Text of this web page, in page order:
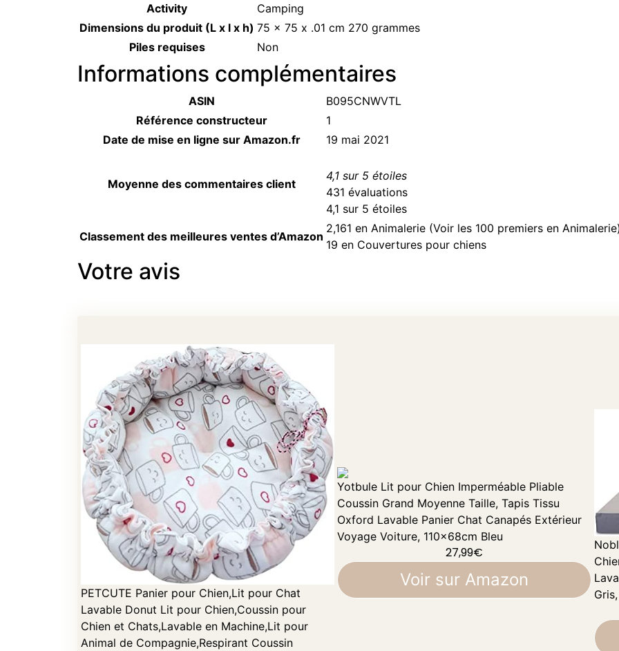
Activity
‎Camping
Dimensions du produit (L x l x h) ‎75 x 75 x .01 cm 270 grammes
Piles requises
‎Non
Informations complémentaires
ASIN
B095CNWVTL
Référence constructeur
1
Date de mise en ligne sur Amazon.fr
19 mai 2021
Moyenne des commentaires client
4,1 sur 5 étoiles
431 évaluations
4,1 sur 5 étoiles
Classement des meilleures ventes d’Amazon
2,161 en Animalerie (Voir les 100 premiers en Animalerie
19 en Couvertures pour chiens
Votre avis
PETCUTE Panier pour Chien,Lit pour Chat
Lavable Donut Lit pour Chien,Coussin pour
Chien et Chats,Lavable en Machine,Lit pour
Animal de Compagnie,Respirant Coussin
Yotbule Lit pour Chien Imperméable Pliable
Coussin Grand Moyenne Taille, Tapis Tissu
Oxford Lavable Panier Chat Canapés Extérieur
Voyage Voiture, 110x68cm Bleu
27,99€
Voir sur Amazon